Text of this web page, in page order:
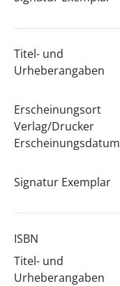
Titel- und
Urheberangaben
Erscheinungsort
Verlag/Drucker
Erscheinungsdatum
Signatur Exemplar
ISBN
Titel- und
Urheberangaben